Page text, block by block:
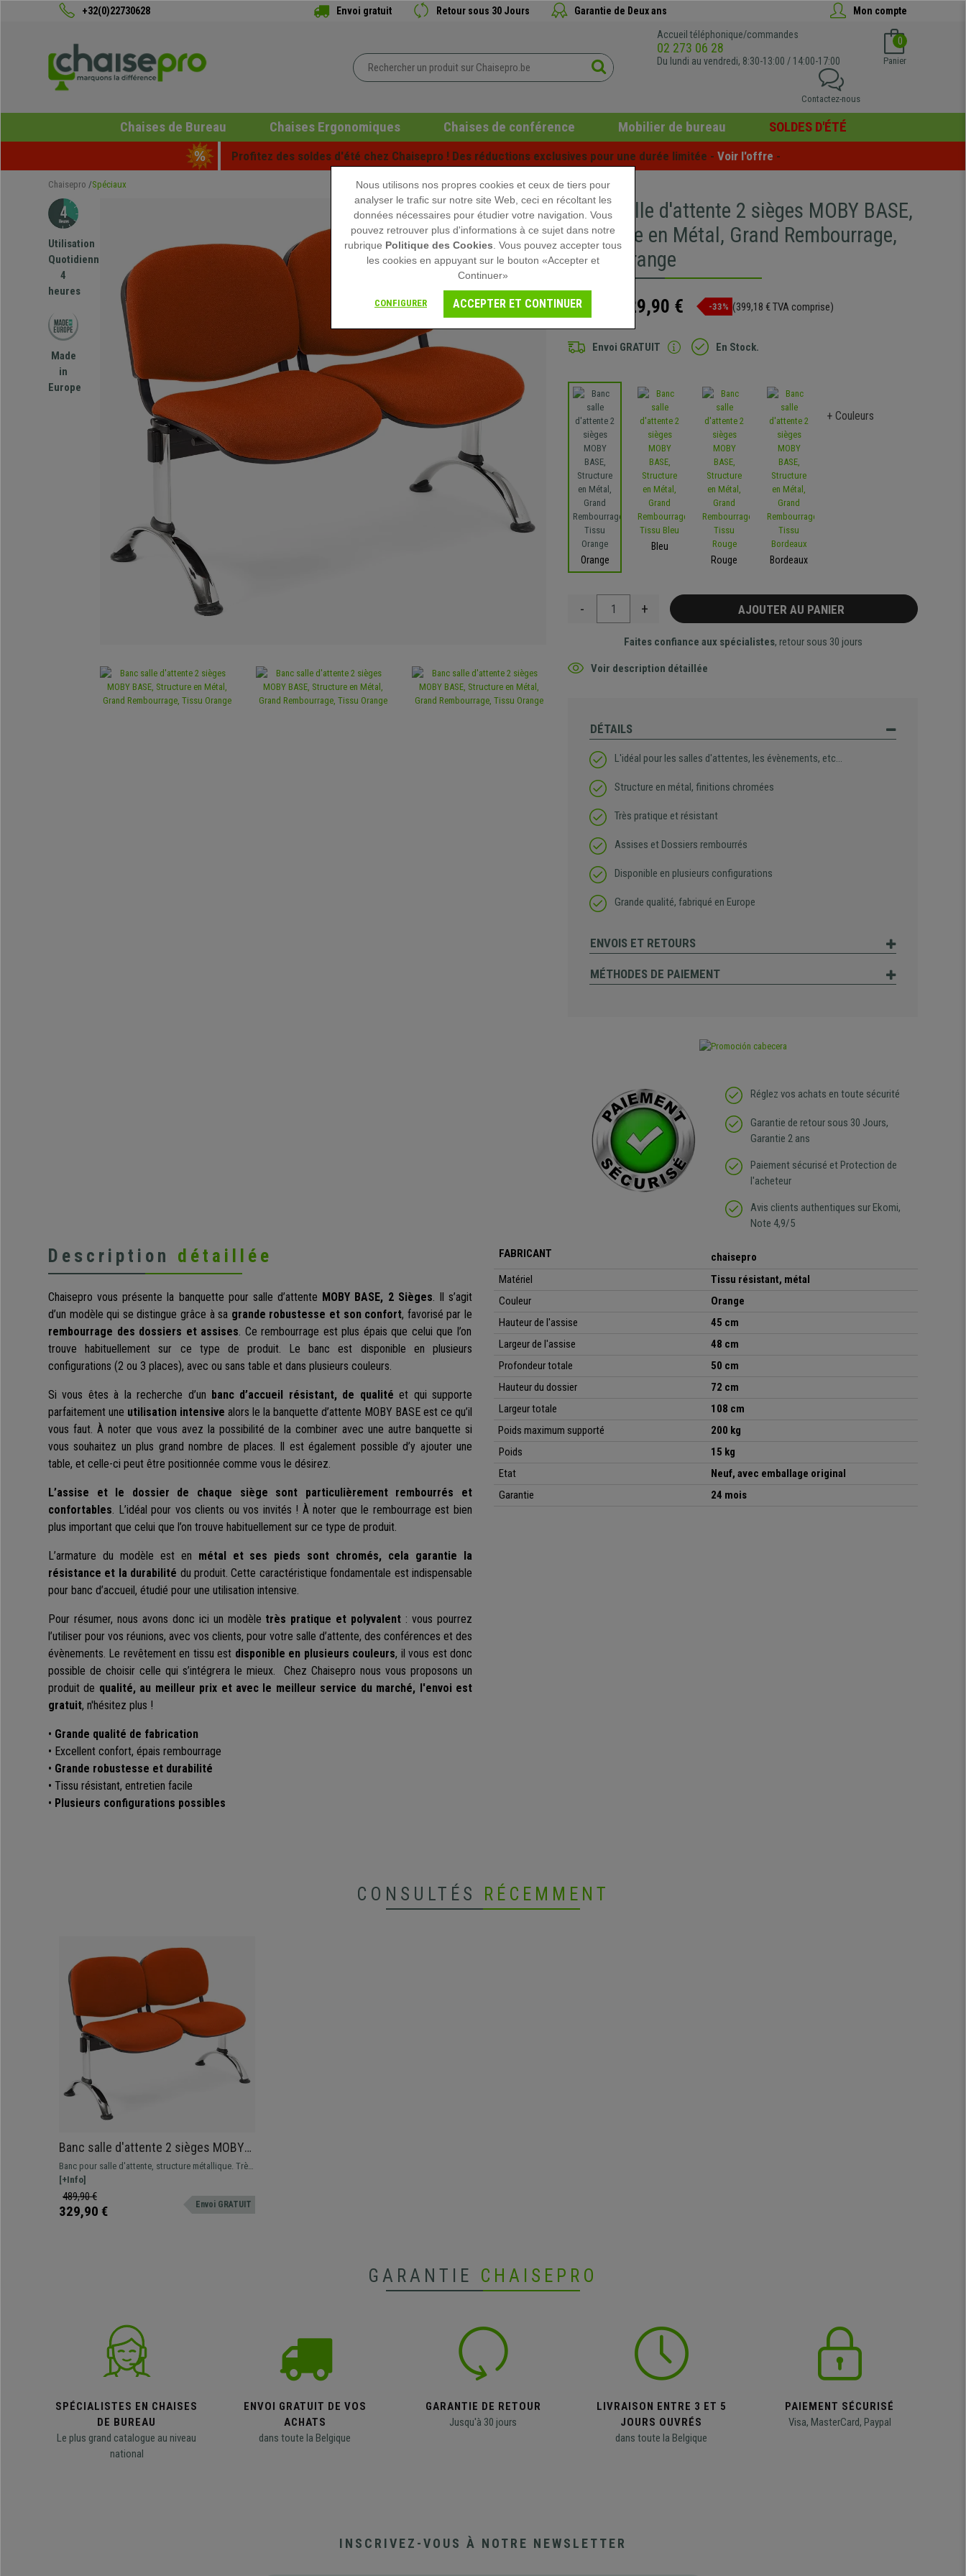
+32(0)22730628 Envoi gratuit Retour sous 30 Jours Garantie de Deux ans Mon compte
Accueil téléphonique/commandes
02 273 06 28
Du lundi au vendredi, 8:30-13:00 / 14:00-17:00
0
Panier
Contactez-nous
Chaises de Bureau Chaises Ergonomiques Chaises de conférence Mobilier de bureau SOLDES D'ÉTÉ
Profitez des soldes d'été chez Chaisepro ! Des réductions exclusives pour une durée limitée - Voir l'offre -
Chaisepro Spéciaux
Utilisation
Quotidienne
4
heures
Made
in
Europe
Banc salle d'attente 2 sièges MOBY BASE,
Structure en Métal, Grand Rembourrage,
Tissu Orange
489,90 € 329,90 € -33% (399,18 € TVA comprise)
Envoi GRATUIT En Stock.
Orange
Bleu
Rouge
Bordeaux
+ Couleurs
- + AJOUTER AU PANIER
Faites confiance aux spécialistes, retour sous 30 jours
Voir description détaillée
DÉTAILS
L'idéal pour les salles d'attentes, les évènements, etc...
Structure en métal, finitions chromées
Très pratique et résistant
Assises et Dossiers rembourrés
Disponible en plusieurs configurations
Grande qualité, fabriqué en Europe
ENVOIS ET RETOURS
MÉTHODES DE PAIEMENT
Réglez vos achats en toute sécurité
Garantie de retour sous 30 Jours,
Garantie 2 ans
Paiement sécurisé et Protection de
l'acheteur
Avis clients authentiques sur Ekomi,
Note 4,9/5
Description détaillée
Chaisepro vous présente la banquette pour salle d’attente MOBY BASE, 2 Sièges. Il s’agit
d’un modèle qui se distingue grâce à sa grande robustesse et son confort, favorisé par le
rembourrage des dossiers et assises. Ce rembourrage est plus épais que celui que l’on
trouve habituellement sur ce type de produit. Le banc est disponible en plusieurs
configurations (2 ou 3 places), avec ou sans table et dans plusieurs couleurs.
Si vous êtes à la recherche d’un banc d’accueil résistant, de qualité et qui supporte
parfaitement une utilisation intensive alors le la banquette d’attente MOBY BASE est ce qu’il
vous faut. À noter que vous avez la possibilité de la combiner avec une autre banquette si
vous souhaitez un plus grand nombre de places. Il est également possible d’y ajouter une
table, et celle-ci peut être positionnée comme vous le désirez.
L’assise et le dossier de chaque siège sont particulièrement rembourrés et
confortables. L’idéal pour vos clients ou vos invités ! À noter que le rembourrage est bien
plus important que celui que l’on trouve habituellement sur ce type de produit.
L’armature du modèle est en métal et ses pieds sont chromés, cela garantie la
résistance et la durabilité du produit. Cette caractéristique fondamentale est indispensable
pour banc d’accueil, étudié pour une utilisation intensive.
Pour résumer, nous avons donc ici un modèle très pratique et polyvalent : vous pourrez
l’utiliser pour vos réunions, avec vos clients, pour votre salle d’attente, des conférences et des
évènements. Le revêtement en tissu est disponible en plusieurs couleurs, il vous est donc
possible de choisir celle qui s’intégrera le mieux. Chez Chaisepro nous vous proposons un
produit de qualité, au meilleur prix et avec le meilleur service du marché, l'envoi est
gratuit, n'hésitez plus !
• Grande qualité de fabrication
• Excellent confort, épais rembourrage
• Grande robustesse et durabilité
• Tissu résistant, entretien facile
• Plusieurs configurations possibles
FABRICANT
chaisepro
Matériel
Tissu résistant, métal
Couleur
Orange
Hauteur de l'assise
45 cm
Largeur de l'assise
48 cm
Profondeur totale
50 cm
Hauteur du dossier
72 cm
Largeur totale
108 cm
Poids maximum supporté
200 kg
Poids
15 kg
Etat
Neuf, avec emballage original
Garantie
24 mois
CONSULTÉS RÉCEMMENT
Banc salle d'attente 2 sièges MOBY
BASE, Structure en Métal, Grand
Rembourrage, Tissu Orange
Banc pour salle d'attente, structure métallique. Très
résistant, très pratique, rembourrage épais.
Disponible en plusieurs coloris et configurations
[+Info]
489,90 €
329,90 € Envoi GRATUIT
GARANTIE CHAISEPRO
SPÉCIALISTES EN CHAISES
DE BUREAU
Le plus grand catalogue au niveau
national
ENVOI GRATUIT DE VOS
ACHATS
dans toute la Belgique
GARANTIE DE RETOUR
Jusqu'à 30 jours
LIVRAISON ENTRE 3 ET 5
JOURS OUVRÉS
dans toute la Belgique
PAIEMENT SÉCURISÉ
Visa, MasterCard, Paypal
INSCRIVEZ-VOUS À NOTRE NEWSLETTER
Nous utilisons nos propres cookies et ceux de tiers pour
analyser le trafic sur notre site Web, ceci en récoltant les
données nécessaires pour étudier votre navigation. Vous
pouvez retrouver plus d'informations à ce sujet dans notre
rubrique Politique des Cookies . Vous pouvez accepter tous
les cookies en appuyant sur le bouton «Accepter et
Continuer»
CONFIGURER ACCEPTER ET CONTINUER